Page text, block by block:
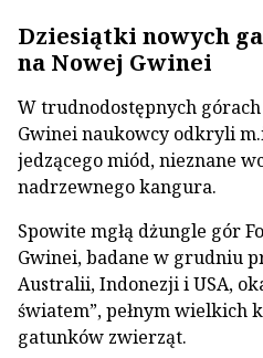
Dziesiątki nowych
na Nowej Gwinei
W trudnodostępnych
Gwinei naukowcy odkryli
jedzącego miód, nieznane
nadrzewnego kangura.
Spowite mgłą dżungle gór
Gwinei, badane w grudniu
Australii, Indonezji i USA,
światem”, pełnym wielkich
gatunków zwierząt.